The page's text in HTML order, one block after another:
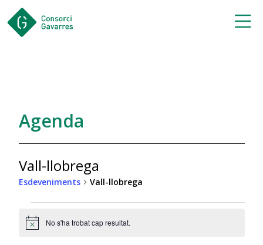
Agenda
Vall-llobrega
Esdeveniments Vall-llobrega
Esdeveniments
Notice No s'ha trobat cap resultat.